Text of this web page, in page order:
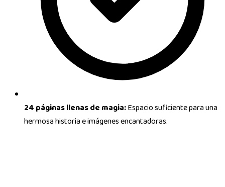
24 páginas llenas de magia:Espacio suficiente para una
hermosa historia e imágenes encantadoras.